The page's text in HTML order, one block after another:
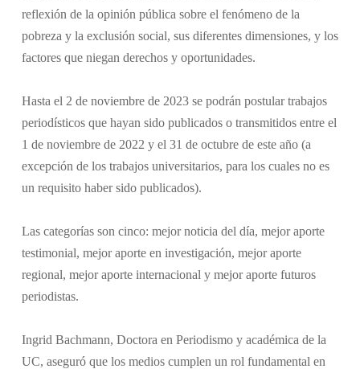
reflexión de la opinión pública sobre el fenómeno de la
pobreza y la exclusión social, sus diferentes dimensiones, y los
factores que niegan derechos y oportunidades.
Hasta el 2 de noviembre de 2023 se podrán postular trabajos
periodísticos que hayan sido publicados o transmitidos entre el
1 de noviembre de 2022 y el 31 de octubre de este año (a
excepción de los trabajos universitarios, para los cuales no es
un requisito haber sido publicados).
Las categorías son cinco: mejor noticia del día, mejor aporte
testimonial, mejor aporte en investigación, mejor aporte
regional, mejor aporte internacional y mejor aporte futuros
periodistas.
Ingrid Bachmann, Doctora en Periodismo y académica de la
UC, aseguró que los medios cumplen un rol fundamental en